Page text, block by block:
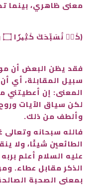
معنى ظاهري، بينما
﴿كَيۡ نُسَبِّحَكَ كَثِيرٗا ۝ وَنَذۡكُرَكَ كَثِيرًا﴾
فقد يظن البعض أن
سبيل المقابلة، أي
المعنى: إن أعطيتني
لكن سياق الآيات
وألطف من ذلك.
فالله سبحانه وتعالى
الطائعين شيئًا، ولا
عليه السلام أعلم
الذكر مقابل عطاء.
بمعنى الصحبة